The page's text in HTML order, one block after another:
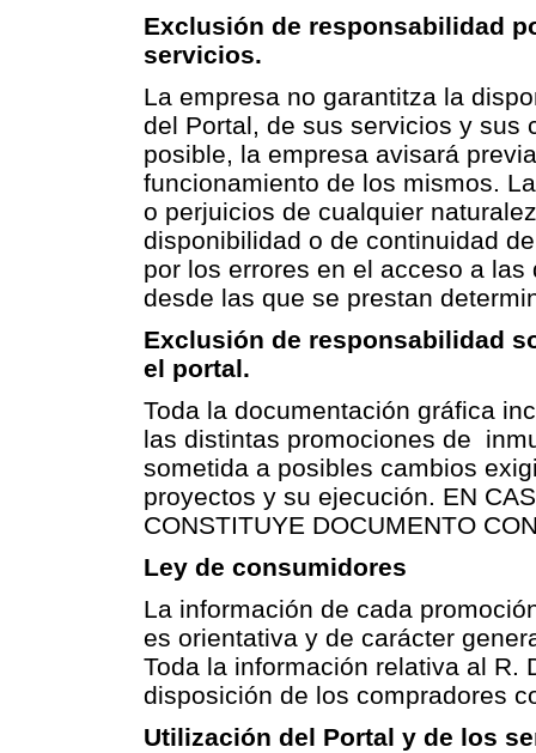
Exclusión de responsabilidad
servicios.
La empresa no garantitza la
del Portal, de sus servicios y sus
posible, la empresa avisará
funcionamiento de los mismos.
o perjuicios de cualquier
disponibilidad o de continuidad
por los errores en el acceso a
desde las que se prestan
Exclusión de responsabilidad
el portal.
Toda la documentación gráfica
las distintas promociones de
sometida a posibles cambios
proyectos y su ejecución. EN
CONSTITUYE DOCUMENTO
Ley de consumidores
La información de cada
es orientativa y de carácter
Toda la información relativa al R.
disposición de los compradores
Utilización del Portal y de los